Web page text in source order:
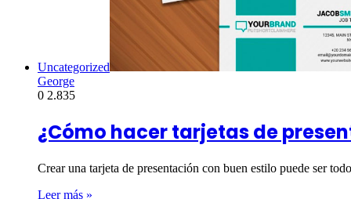
Uncategorized
George
0 2.835
¿Cómo hacer tarjetas de
Crear una tarjeta de presentación con buen estilo puede ser
Leer más »